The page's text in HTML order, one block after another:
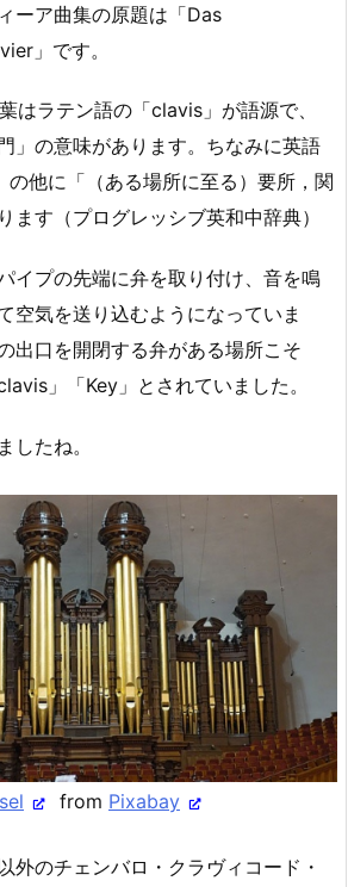
ーア曲集の原題は「Das
」です。
はラテン語の「clavis」が語源で、
」の意味があります。ちなみに英語
の他に「（ある場所に至る）要所，関
ます（プログレッシブ英和中辞典）
イプの先端に弁を取り付け、音を鳴
空気を送り込むようになっていま
出口を開閉する弁がある場所こそ
」「Key」とされていました。
したね。
from Pixabay
外のチェンバロ・クラヴィコード・